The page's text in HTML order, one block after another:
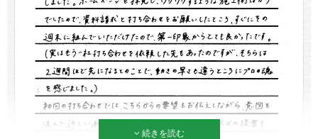
続きを読む